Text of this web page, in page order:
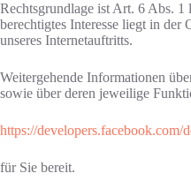
Rechtsgrundlage ist Art. 6 Abs.
berechtigtes Interesse liegt in der
unseres Internetauftritts.
Weitergehende Informationen
sowie über deren jeweilige
https://developers.facebook.com/
für Sie bereit.